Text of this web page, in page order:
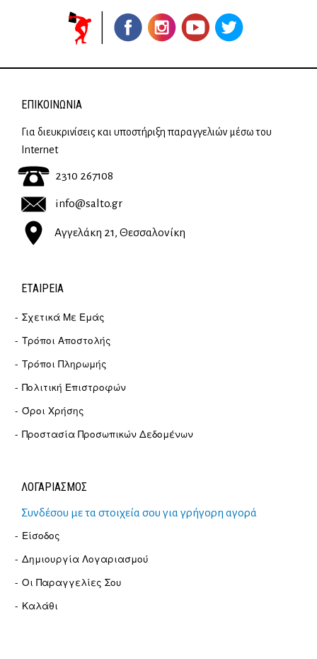
ΕΠΙΚΟΙΝΩΝΊΑ
Για διευκρινίσεις και υποστήριξη παραγγελιών μέσω του
Internet
2310 267108
info@salto.gr
Αγγελάκη 21, Θεσσαλονίκη
ΕΤΑΙΡΕΊΑ
Σχετικά Με Εμάς
Τρόποι Αποστολής
Τρόποι Πληρωμής
Πολιτική Επιστροφών
Όροι Χρήσης
Προστασία Προσωπικών Δεδομένων
ΛΟΓΑΡΙΑΣΜΟΣ
Συνδέσου με τα στοιχεία σου για γρήγορη αγορά
Είσοδος
Δημιουργία Λογαριασμού
Οι Παραγγελίες Σου
Καλάθι